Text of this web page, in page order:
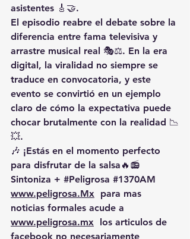
asistentes 🎸🤝.
El episodio reabre el debate sobre la
diferencia entre fama televisiva y
arrastre musical real 🎭⚖️. En la era
digital, la viralidad no siempre se
traduce en convocatoria, y este
evento se convirtió en un ejemplo
claro de cómo la expectativa puede
chocar brutalmente con la realidad 📉
💥.
🎶 ¡Estás en el momento perfecto
para disfrutar de la salsa🔥📻
Sintoniza + #Peligrosa #1370AM
www.peligrosa.Mx para mas
noticias formales acude a
www.peligrosa.mx los articulos de
facebook no necesariamente